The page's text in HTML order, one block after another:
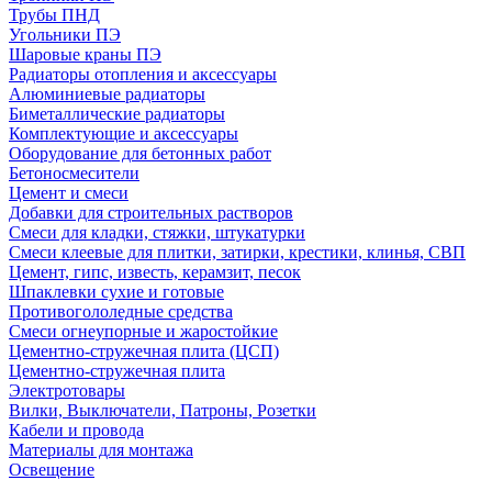
Трубы ПНД
Угольники ПЭ
Шаровые краны ПЭ
Радиаторы отопления и аксессуары
Алюминиевые радиаторы
Биметаллические радиаторы
Комплектующие и аксессуары
Оборудование для бетонных работ
Бетоносмесители
Цемент и смеси
Добавки для строительных растворов
Смеси для кладки, стяжки, штукатурки
Смеси клеевые для плитки, затирки, крестики, клинья, СВП
Цемент, гипс, известь, керамзит, песок
Шпаклевки сухие и готовые
Противогололедные средства
Смеси огнеупорные и жаростойкие
Цементно-стружечная плита (ЦСП)
Цементно-стружечная плита
Электротовары
Вилки, Выключатели, Патроны, Розетки
Кабели и провода
Материалы для монтажа
Освещение